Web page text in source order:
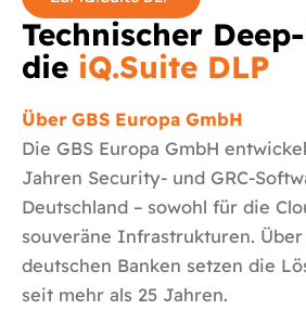
Technischer
die iQ.Suite DLP
Über GBS Europa GmbH
Die GBS Europa GmbH
Jahren Security- und GRC-
Deutschland – sowohl für die
souveräne Infrastrukturen.
deutschen Banken setzen die
seit mehr als 25 Jahren.